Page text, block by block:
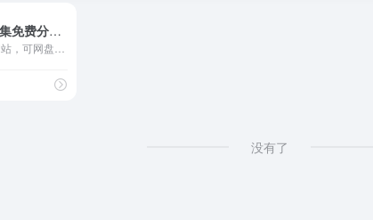
黑豆短剧——全网最全夸克网盘短剧全集免费分享平台
没有了